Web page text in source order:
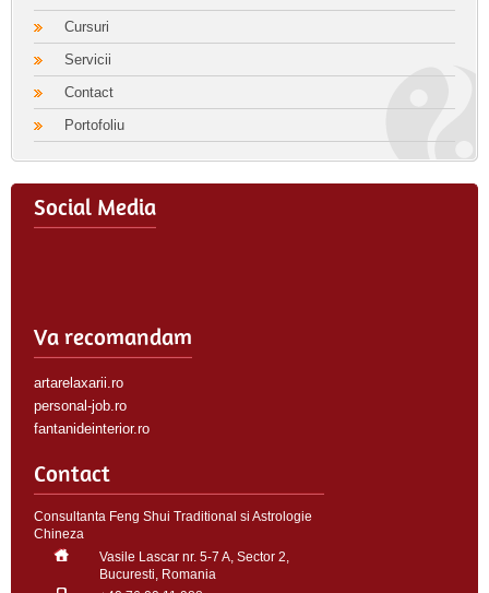
Cursuri
Servicii
Contact
Portofoliu
Social Media
Va recomandam
artarelaxarii.ro
personal-job.ro
fantanideinterior.ro
Contact
Consultanta Feng Shui Traditional si Astrologie
Chineza
Vasile Lascar nr. 5-7 A, Sector 2,
Bucuresti, Romania